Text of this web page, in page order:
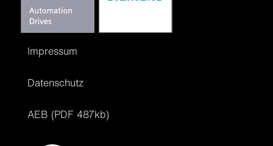
Impressum
Datenschutz
AEB (PDF 487kb)